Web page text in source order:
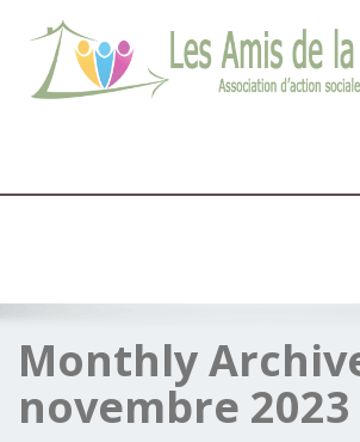
Monthly
novembre 2023